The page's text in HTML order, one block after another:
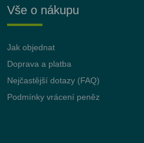
Vše o nákupu
Jak objednat
Doprava a platba
Nejčastější dotazy (FAQ)
Podmínky vrácení peněz